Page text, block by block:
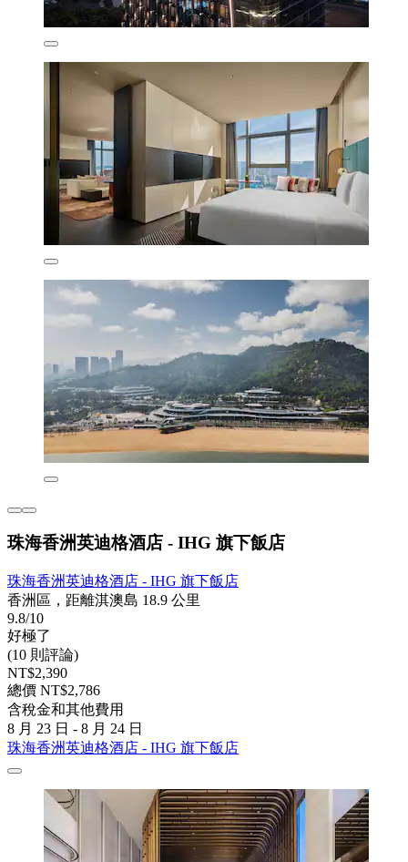
珠海香洲英迪格酒店 - IHG 旗下飯店
珠海香洲英迪格酒店 - IHG 旗下飯店
香洲區，距離淇澳島 18.9 公里
9.8/10
好極了
(10 則評論)
NT$2,390
總價 NT$2,786
含稅金和其他費用
8 月 23 日 - 8 月 24 日
珠海香洲英迪格酒店 - IHG 旗下飯店